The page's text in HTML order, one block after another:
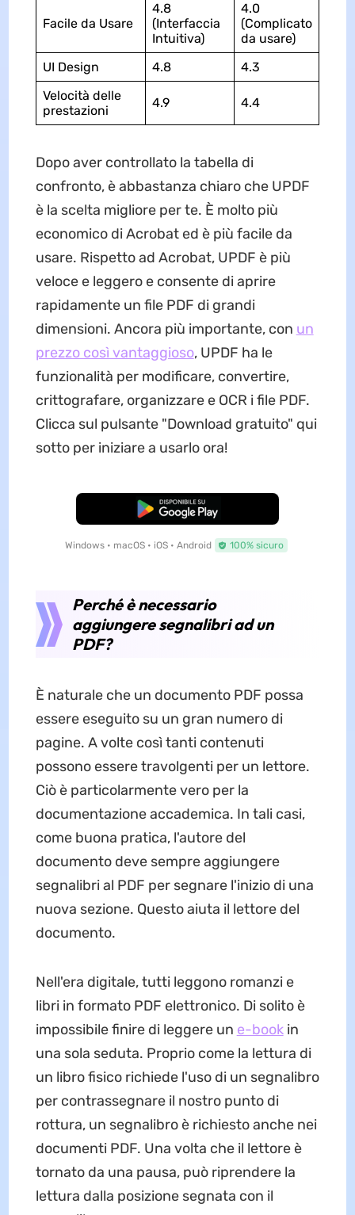
Facile da Usare
4.8
(Interfaccia
Intuitiva)
4.0
(Complicato
da usare)
UI Design
4.8
4.3
Velocità delle
prestazioni
4.9 4.4
Dopo aver controllato la tabella di
confronto, è abbastanza chiaro che UPDF
è la scelta migliore per te. È molto più
economico di Acrobat ed è più facile da
usare. Rispetto ad Acrobat, UPDF è più
veloce e leggero e consente di aprire
rapidamente un file PDF di grandi
dimensioni. Ancora più importante, con un
prezzo così vantaggioso, UPDF ha le
funzionalità per modificare, convertire,
crittografare, organizzare e OCR i file PDF.
Clicca sul pulsante "Download gratuito" qui
sotto per iniziare a usarlo ora!
Download Gratis
Windows • macOS • iOS • Android 100% sicuro
Perché è necessario
aggiungere segnalibri ad un
PDF?
È naturale che un documento PDF possa
essere eseguito su un gran numero di
pagine. A volte così tanti contenuti
possono essere travolgenti per un lettore.
Ciò è particolarmente vero per la
documentazione accademica. In tali casi,
come buona pratica, l'autore del
documento deve sempre aggiungere
segnalibri al PDF per segnare l'inizio di una
nuova sezione. Questo aiuta il lettore del
documento.
Nell'era digitale, tutti leggono romanzi e
libri in formato PDF elettronico. Di solito è
impossibile finire di leggere un e-bookin
una sola seduta. Proprio come la lettura di
un libro fisico richiede l'uso di un segnalibro
per contrassegnare il nostro punto di
rottura, un segnalibro è richiesto anche nei
documenti PDF. Una volta che il lettore è
tornato da una pausa, può riprendere la
lettura dalla posizione segnata con il